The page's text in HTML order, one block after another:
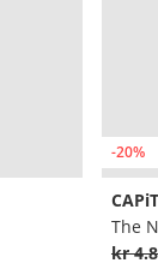
-20%
The
kr